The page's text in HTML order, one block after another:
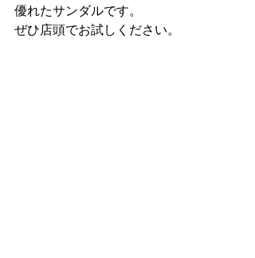
優れたサンダルです。
ぜひ店頭でお試しください。